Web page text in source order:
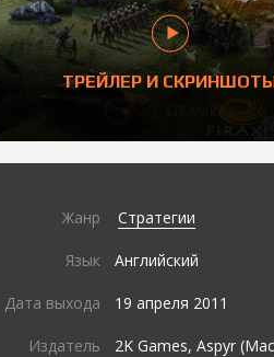
ТРЕЙЛЕР И
Жанр Стратегии
Язык Английский
Дата выхода 19 апреля 2011
Издатель 2K Games, Aspyr